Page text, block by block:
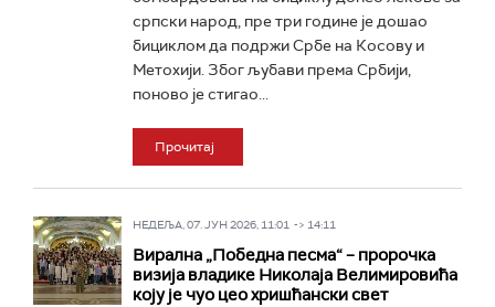
српски народ, пре три године је дошао
бициклом да подржи Србе на Косову и
Метохији. Због љубави према Србији,
поново је стигао...
Прочитај
НЕДЕЉА, 07. ЈУН 2026, 11:01 -> 14:11
Вирална „Победна песма“ – пророчка
визија владике Николаја Велимировића
коју је чуо цео хришћански свет